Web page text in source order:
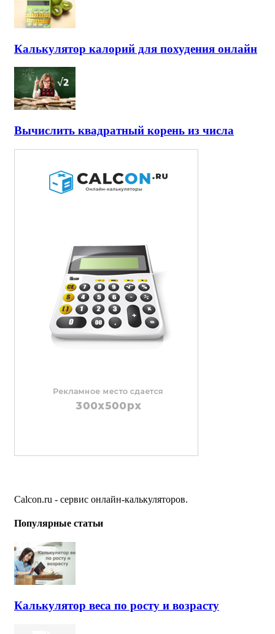
Калькулятор калорий для похудения онлайн
Вычислить квадратный корень из числа
Calcon.ru - сервис онлайн-калькуляторов.
Популярные статьи
Калькулятор веса по росту и возрасту